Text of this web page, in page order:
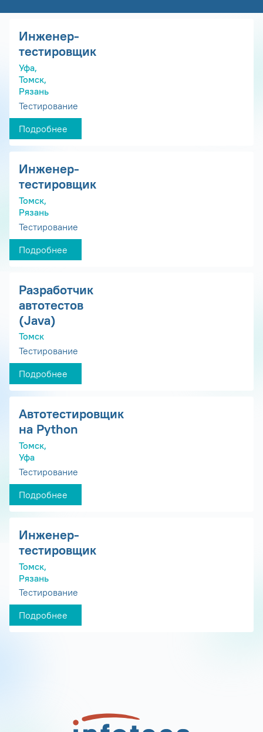
Инженер-
тестировщик
Уфа,
Томск,
Рязань
Тестирование
Подробнее
Инженер-
тестировщик
Томск,
Рязань
Тестирование
Подробнее
Разработчик
автотестов
(Java)
Томск
Тестирование
Подробнее
Автотестировщик
на Python
Томск,
Уфа
Тестирование
Подробнее
Инженер-
тестировщик
Томск,
Рязань
Тестирование
Подробнее